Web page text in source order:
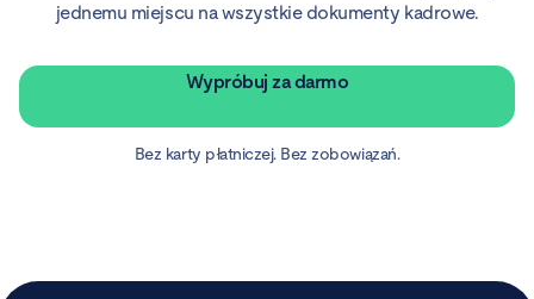
jednemu miejscu na wszystkie dokumenty kadrowe.
Wypróbuj za darmo
Bez karty płatniczej. Bez zobowiązań.